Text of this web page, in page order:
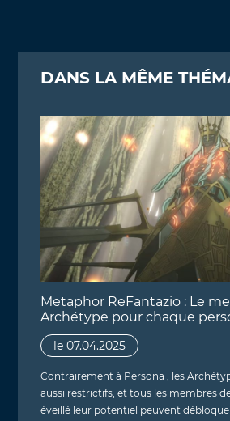
DANS LA MÊME
Metaphor ReFantazio : Le
Archétype pour chaque
le 07.04.2025
Contrairement à Persona , les
aussi restrictifs, et tous les membres
éveillé leur potentiel peuvent